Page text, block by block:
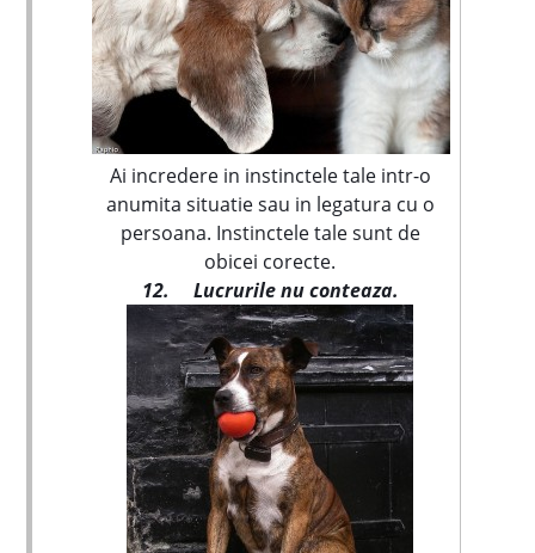
Ai incredere in instinctele tale intr-o
anumita situatie sau in legatura cu o
persoana. Instinctele tale sunt de
obicei corecte.
12.
Lucrurile nu conteaza.